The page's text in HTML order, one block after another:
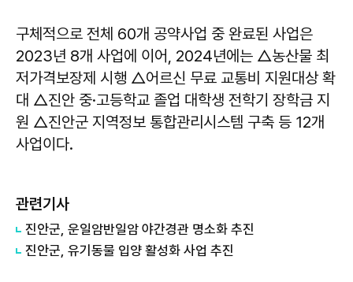
구체적으로 전체 60개 공약사업 중 완료된 사업은
2023년 8개 사업에 이어, 2024년에는 △농산물 최
저가격보장제 시행 △어르신 무료 교통비 지원대상 확
대 △진안 중·고등학교 졸업 대학생 전학기 장학금 지
원 △진안군 지역정보 통합관리시스템 구축 등 12개
사업이다.
관련기사
진안군, 운일암반일암 야간경관 명소화 추진
진안군, 유기동물 입양 활성화 사업 추진